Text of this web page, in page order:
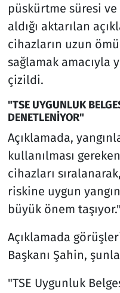
püskürtme süresi
aldığı aktarılan
cihazların uzun
sağlamak amacıyla
çizildi.
"TSE UYGUNLUK
DENETLENİYOR"
Açıklamada,
kullanılması
cihazları
riskine uygun
büyük önem
Açıklamada
Başkanı Şahin,
"TSE Uygunluk